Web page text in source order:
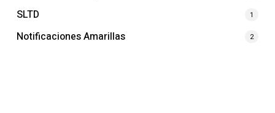
SLTD 1
Notificaciones Amarillas 2